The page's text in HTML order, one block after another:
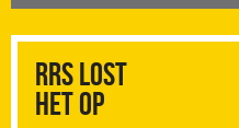
RRS Lost
het op